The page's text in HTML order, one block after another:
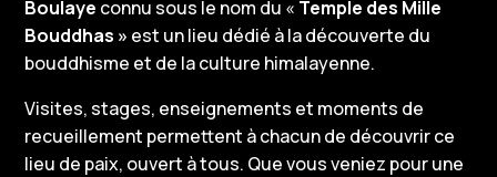
Boulaye connu sous le nom du « Temple des Mille
Bouddhas » est un lieu dédié à la découverte du
bouddhisme et de la culture himalayenne.
Visites, stages, enseignements et moments de
recueillement permettent à chacun de découvrir ce
lieu de paix, ouvert à tous. Que vous veniez pour une